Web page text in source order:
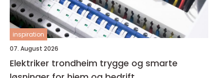
inspiration
07. August 2026
Elektriker trondheim trygge og smarte